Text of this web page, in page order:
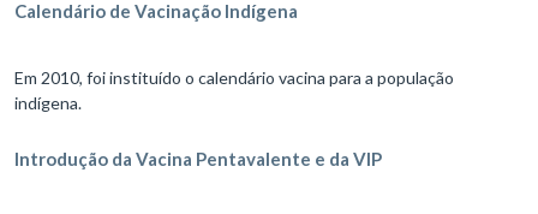
Calendário de Vacinação Indígena
Em 2010, foi instituído o calendário vacina para a população
indígena.
Introdução da Vacina Pentavalente e da VIP